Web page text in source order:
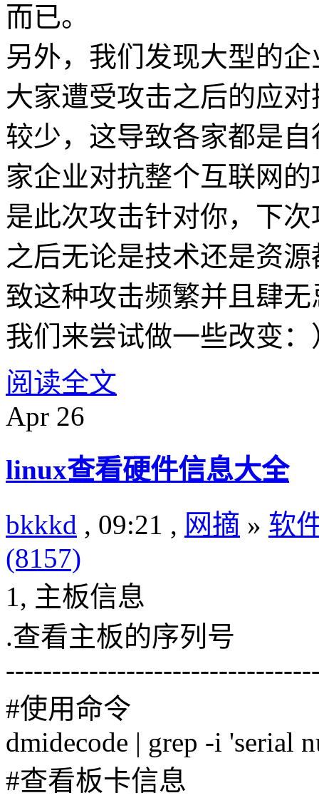
而已。
另外，我们发现大型的
大家遭受攻击之后的应
较少，这导致各家都是
家企业对抗整个互联网
是此次攻击针对你，下
之后无论是技术还是资
致这种攻击频繁并且肆
我们来尝试做一些改变：
阅读全文
Apr 26
linux查看硬件信息大全
bkkkd , 09:21 , 网摘 » 软
(8157)
1, 主板信息
.查看主板的序列号
#使用命令
dmidecode | grep -i 'serial
#查看板卡信息